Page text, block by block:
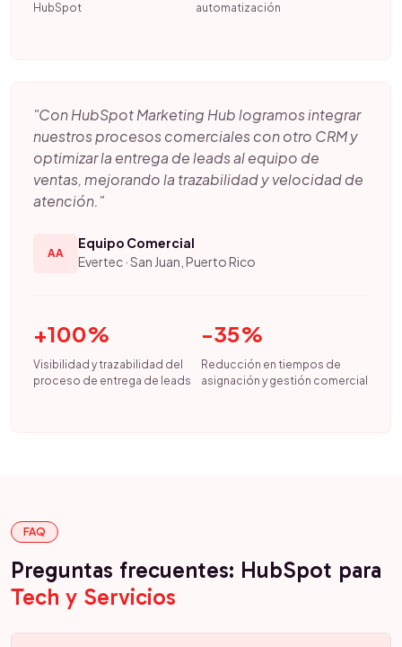
HubSpot automatización
"Con HubSpot Marketing Hub logramos integrar
nuestros procesos comerciales con otro CRM y
optimizar la entrega de leads al equipo de
ventas, mejorando la trazabilidad y velocidad de
atención."
AA
Equipo Comercial
Evertec · San Juan, Puerto Rico
+100%
Visibilidad y trazabilidad del
proceso de entrega de leads
-35%
Reducción en tiempos de
asignación y gestión comercial
FAQ
Preguntas frecuentes: HubSpot para
Tech y Servicios